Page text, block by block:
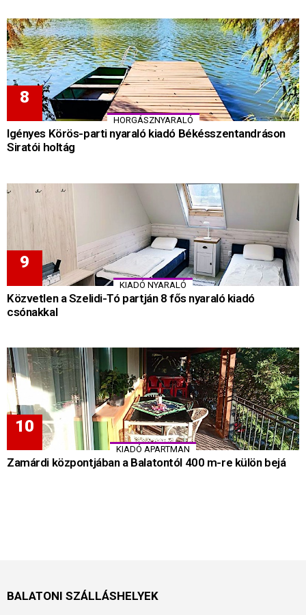
HORGÁSZNYARALÓ
Igényes Körös-parti nyaraló kiadó Békésszentandráson
Siratói holtág
KIADÓ NYARALÓ
Közvetlen a Szelidi-Tó partján 8 fős nyaraló kiadó
csónakkal
KIADÓ APARTMAN
Zamárdi központjában a Balatontól 400 m-re külön bejá
BALATONI SZÁLLÁSHELYEK